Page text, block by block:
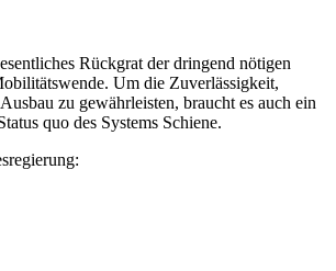
Rückgrat der dringend nötigen
Um die Zuverlässigkeit,
zu gewährleisten, braucht es auch ein
quo des Systems Schiene.